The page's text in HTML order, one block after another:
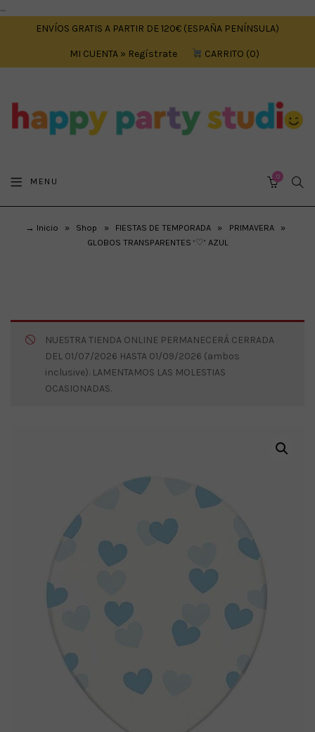
....
ENVÍOS GRATIS A PARTIR DE 120€ (ESPAÑA PENÍNSULA)
MI CUENTA » Regístrate CARRITO 0
MENU 0
→ Inicio » Shop » FIESTAS DE TEMPORADA » PRIMAVERA
»
GLOBOS TRANSPARENTES ‘♡’ AZUL
NUESTRA TIENDA ONLINE PERMANECERÁ CERRADA
DEL 01/07/2026 HASTA 01/09/2026 (ambos
inclusive). LAMENTAMOS LAS MOLESTIAS
OCASIONADAS.